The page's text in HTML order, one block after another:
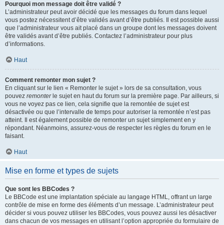
Pourquoi mon message doit être validé ?
L’administrateur peut avoir décidé que les messages du forum dans lequel
vous postez nécessitent d’être validés avant d’être publiés. Il est possible aussi
que l’administrateur vous ait placé dans un groupe dont les messages doivent
être validés avant d’être publiés. Contactez l’administrateur pour plus
d’informations.
Haut
Comment remonter mon sujet ?
En cliquant sur le lien « Remonter le sujet » lors de sa consultation, vous
pouvez remonterle sujet en haut du forum sur la première page. Par ailleurs, si
vous ne voyez pas ce lien, cela signifie que la remontée de sujet est
désactivée ou que l’intervalle de temps pour autoriser la remontée n’est pas
atteint. Il est également possible de remonter un sujet simplement en y
répondant. Néanmoins, assurez-vous de respecter les règles du forum en le
faisant.
Haut
Mise en forme et types de sujets
Que sont les BBCodes ?
Le BBCode est une implantation spéciale au langage HTML, offrant un large
contrôle de mise en forme des éléments d’un message. L’administrateur peut
décider si vous pouvez utiliser les BBCodes, vous pouvez aussi les désactiver
dans chacun de vos messages en utilisant l’option appropriée du formulaire de